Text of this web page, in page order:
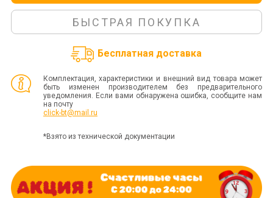
БЫСТРАЯ ПОКУПКА
Бесплатная доставка
Комплектация, характеристики и внешний вид товара может
быть изменен производителем без предварительного
уведомления. Если вами обнаружена ошибка, сообщите нам
на почту
click-bt@mail.ru
*Взято из технической документации